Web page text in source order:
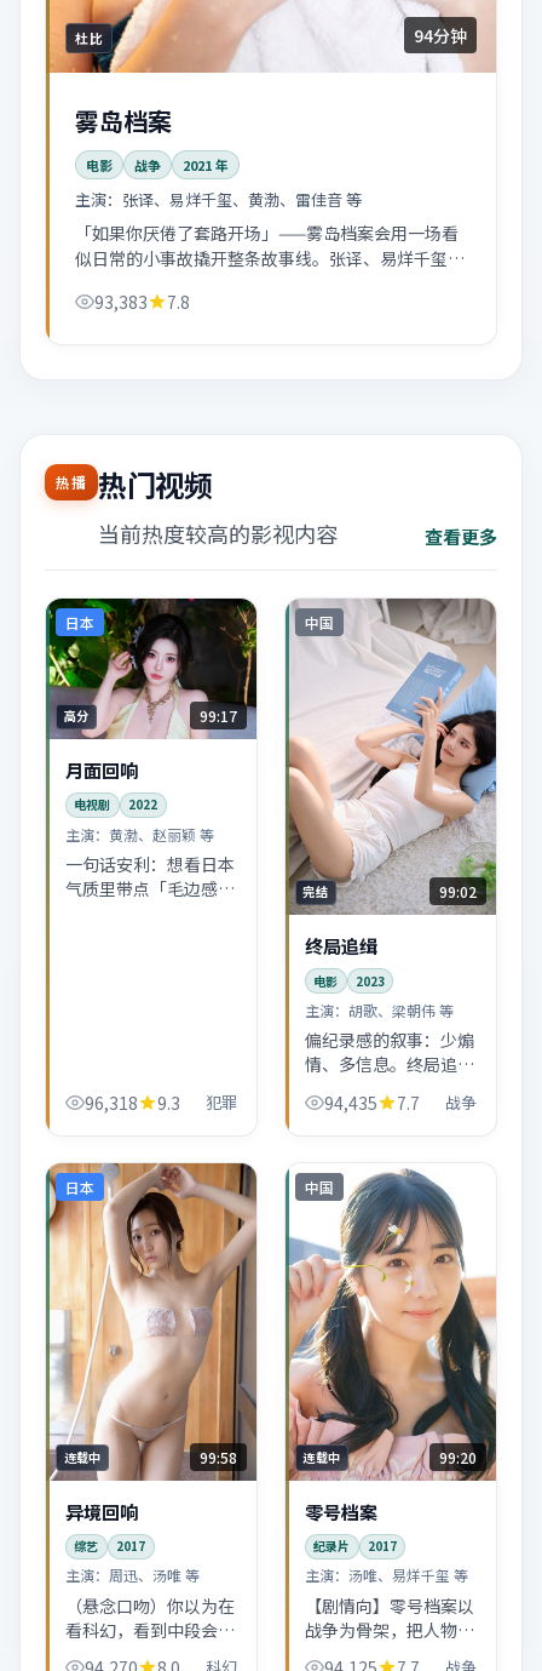
杜比 94分钟
雾岛档案
电影 战争 2021年
主演： 张译、易烊千玺、黄渤、雷佳音 等
「如果你厌倦了套路开场」——雾岛档案会用一场看
似日常的小事故撬开整条故事线。张译、易烊千玺的
93,383 7.8
热播 热门视频
当前热度较高的影视内容 查看更多
日本
高分 99:17
月面回响
电视剧 2022
主演： 黄渤、赵丽颖 等
一句话安利：想看日本
气质里带点「毛边感」
96,318 9.3 犯罪
中国
完结 99:02
终局追缉
电影 2023
主演： 胡歌、梁朝伟 等
偏纪录感的叙事：少煽
情、多信息。终局追缉
更像把中国大陆某一截
真实切片搬上银幕，电
94,435 7.7 战争
日本
连载中 99:58
异境回响
综艺 2017
主演： 周迅、汤唯 等
（悬念口吻）你以为在
看科幻，看到中段会发
现导演在悄悄换题：真
中国
连载中 99:20
零号档案
纪录片 2017
主演： 汤唯、易烊千玺 等
【剧情向】零号档案以
战争为骨架，把人物逼
到墙角再慢慢松绑。陈